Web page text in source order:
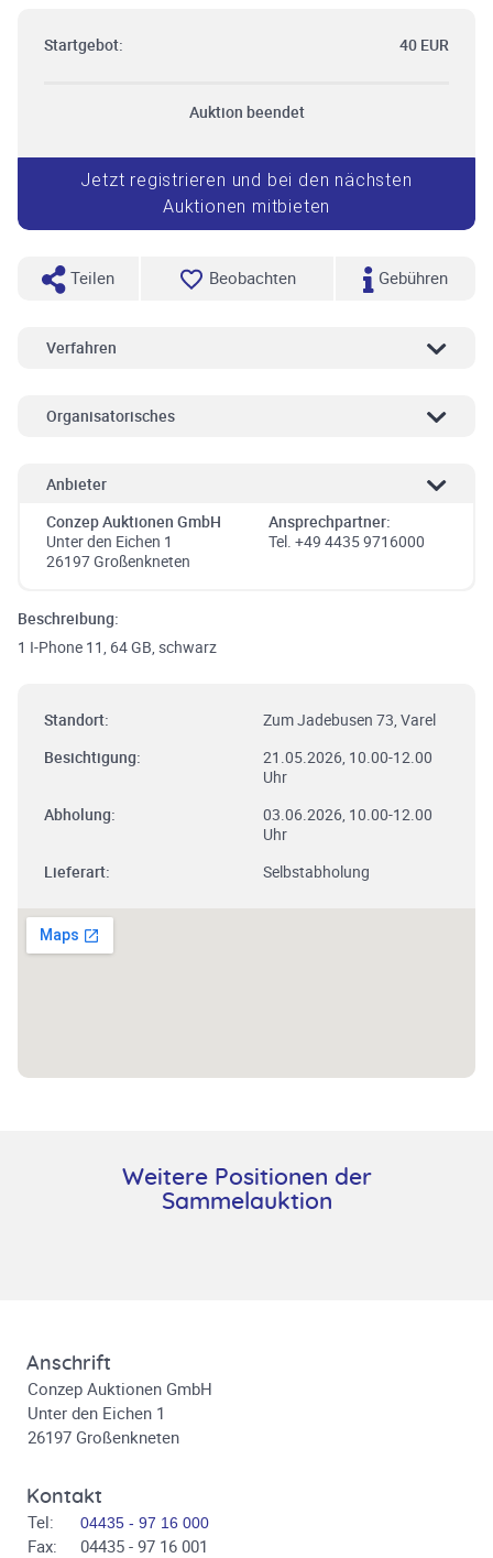
Startgebot: 40 EUR
Auktion beendet
Jetzt registrieren und bei den nächsten
Auktionen mitbieten
Teilen Beobachten Gebühren
Verfahren
Organisatorisches
Anbieter
Conzep Auktionen GmbH
Unter den Eichen 1
26197 Großenkneten
Ansprechpartner:
Tel. +49 4435 9716000
Beschreibung:
1 I-Phone 11, 64 GB, schwarz
Standort:
Zum Jadebusen 73, Varel
Besichtigung:
21.05.2026, 10.00-12.00
Uhr
Abholung:
03.06.2026, 10.00-12.00
Uhr
Lieferart:
Selbstabholung
Weitere Positionen der
Sammelauktion
Anschrift
Conzep Auktionen GmbH
Unter den Eichen 1
26197 Großenkneten
Kontakt
Tel: 04435 - 97 16 000
Fax: 04435 - 97 16 001